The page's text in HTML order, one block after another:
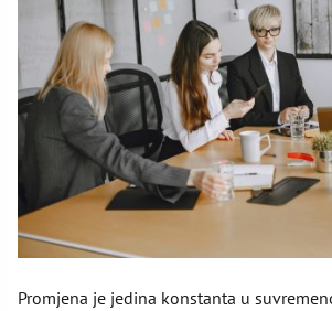
Promjena je jedina konstanta u